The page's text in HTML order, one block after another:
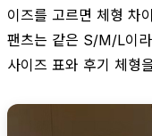
이즈를 고르면 체형 차
팬츠는 같은 S/M/L이
사이즈 표와 후기 체형